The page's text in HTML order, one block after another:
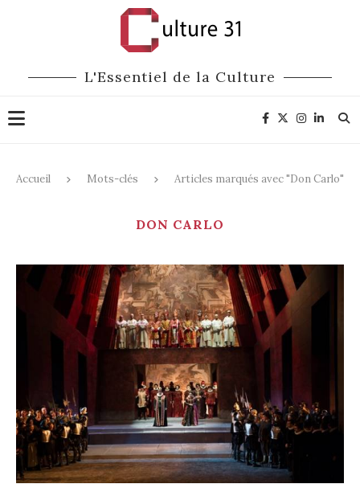
L'Essentiel de la Culture
Accueil Mots-clés Articles marqués avec "Don Carlo"
DON CARLO